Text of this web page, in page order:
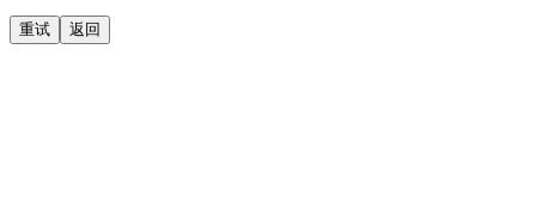
重试 返回